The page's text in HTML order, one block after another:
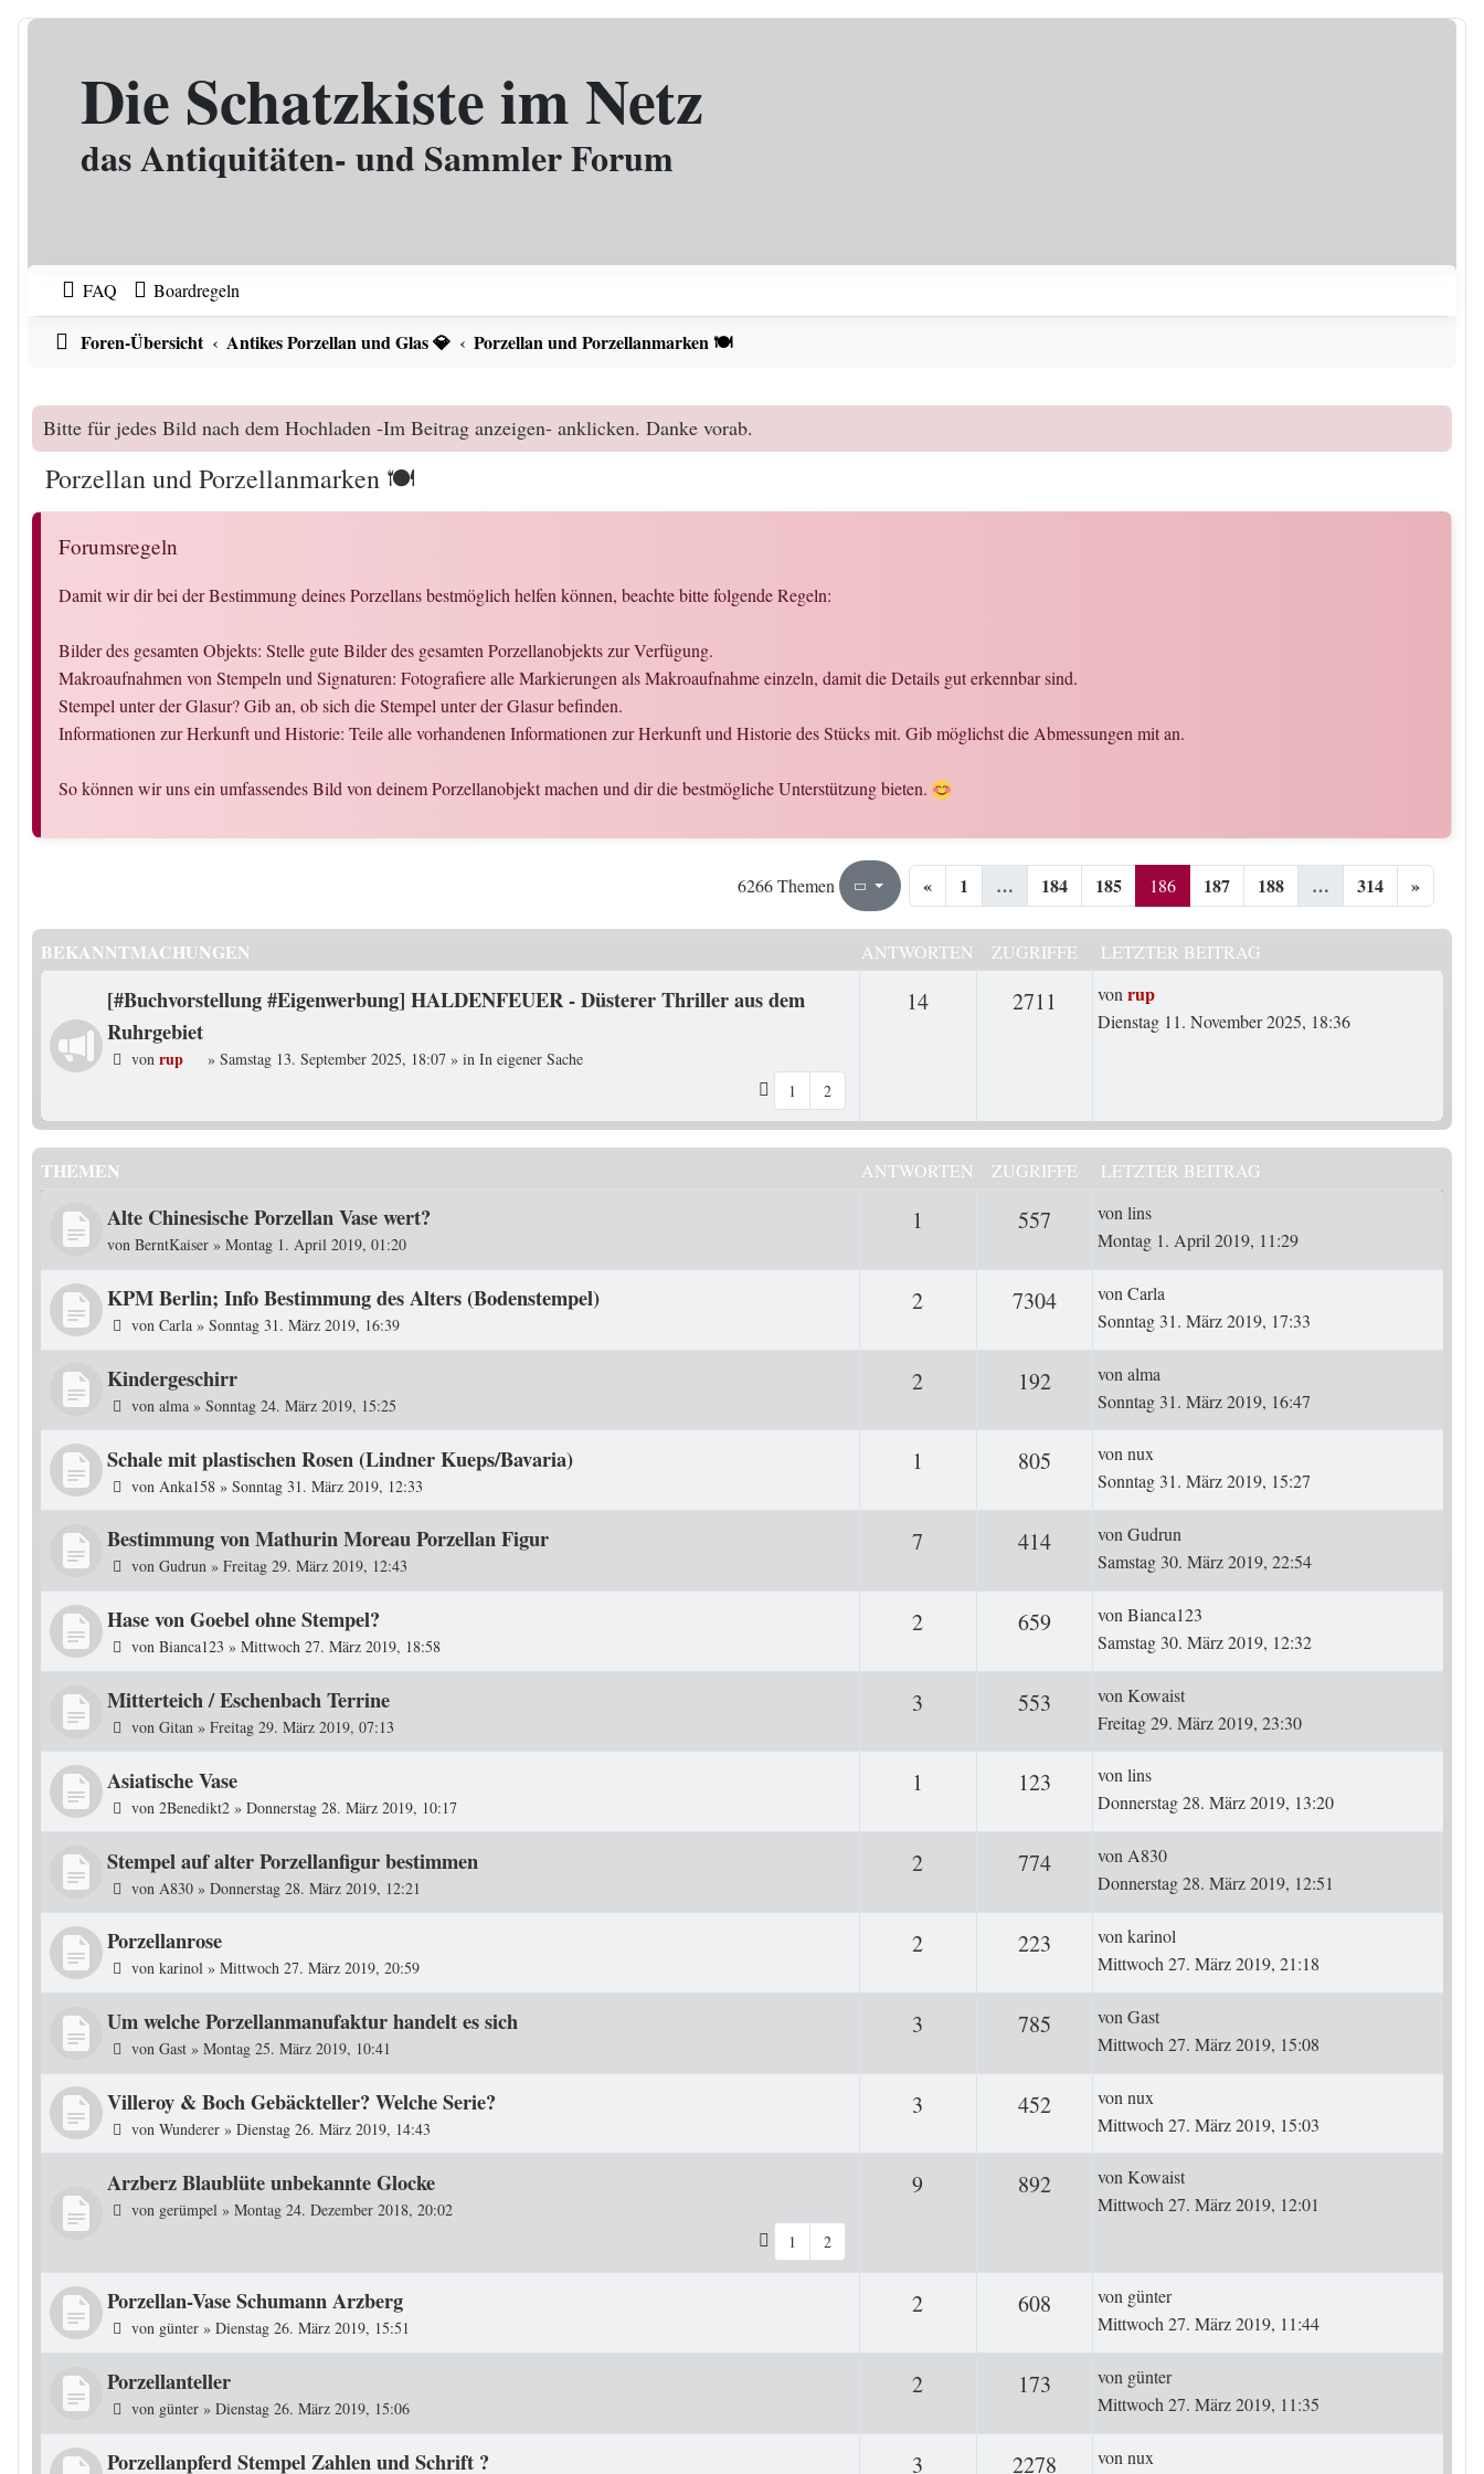
Zum Inhalt
Die Schatzkiste im Netz
das Antiquitäten- und Sammler Forum
FAQ Boardregeln
Foren-Übersicht Antikes Porzellan und Glas 💎 Porzellan und Porzellanmarken 🍽️
Bitte für jedes Bild nach dem Hochladen -Im Beitrag anzeigen- anklicken. Danke vorab.
Porzellan und Porzellanmarken 🍽️
Forumsregeln
Damit wir dir bei der Bestimmung deines Porzellans bestmöglich helfen können, beachte bitte folgende Regeln:
Bilder des gesamten Objekts: Stelle gute Bilder des gesamten Porzellanobjekts zur Verfügung.
Makroaufnahmen von Stempeln und Signaturen: Fotografiere alle Markierungen als Makroaufnahme einzeln, damit die Details gut erkennbar sind.
Stempel unter der Glasur? Gib an, ob sich die Stempel unter der Glasur befinden.
Informationen zur Herkunft und Historie: Teile alle vorhandenen Informationen zur Herkunft und Historie des Stücks mit. Gib möglichst die Abmessungen mit an.
So können wir uns ein umfassendes Bild von deinem Porzellanobjekt machen und dir die bestmögliche Unterstützung bieten.
6266 Themen Seite186von 314
« 1 … 184 185 186 187 188 … 314 »
BEKANNTMACHUNGEN ANTWORTEN ZUGRIFFE LETZTER BEITRAG
[#Buchvorstellung #Eigenwerbung] HALDENFEUER - Düsterer Thriller aus dem
Ruhrgebiet
von rup » Samstag 13. September 2025, 18:07 » in In eigener Sache
1
2
14Antworten2711 ZugriffeLetzter Beitrag
vonrup
Dienstag 11. November 2025, 18:36
THEMEN ANTWORTEN ZUGRIFFE LETZTER BEITRAG
Alte Chinesische Porzellan Vase wert?
von BerntKaiser » Montag 1. April 2019, 01:20
1 557 ZugriffeLetzter Beitrag
vonlins
Montag 1. April 2019, 11:29
KPM Berlin; Info Bestimmung des Alters (Bodenstempel)
von Carla » Sonntag 31. März 2019, 16:39
2Antworten7304ZugriffeLetzter Beitrag
vonCarla
Sonntag 31. März 2019, 17:33
Kindergeschirr
von alma » Sonntag 24. März 2019, 15:25
2Antworten 192ZugriffeLetzter Beitrag
vonalma
Sonntag 31. März 2019, 16:47
Schale mit plastischen Rosen (Lindner Kueps/Bavaria)
von Anka158 » Sonntag 31. März 2019, 12:33
1 805 ZugriffeLetzter Beitrag
vonnux
Sonntag 31. März 2019, 15:27
Bestimmung von Mathurin Moreau Porzellan Figur
von Gudrun » Freitag 29. März 2019, 12:43
7 414ZugriffeLetzter Beitrag
vonGudrun
Samstag 30. März 2019, 22:54
Hase von Goebel ohne Stempel?
von Bianca123 » Mittwoch 27. März 2019, 18:58
2Antworten 659ZugriffeLetzter Beitrag
vonBianca123
Samstag 30. März 2019, 12:32
Mitterteich / Eschenbach Terrine
von Gitan » Freitag 29. März 2019, 07:13
3 553 ZugriffeLetzter Beitrag
vonKowaist
Freitag 29. März 2019, 23:30
Asiatische Vase
von 2Benedikt2 » Donnerstag 28. März 2019, 10:17
1 123 ZugriffeLetzter Beitrag
vonlins
Donnerstag 28. März 2019, 13:20
Stempel auf alter Porzellanfigur bestimmen
von A830 » Donnerstag 28. März 2019, 12:21
2Antworten 774ZugriffeLetzter Beitrag
von A830
Donnerstag 28. März 2019, 12:51
Porzellanrose
von karinol » Mittwoch 27. März 2019, 20:59
2Antworten 223 ZugriffeLetzter Beitrag
vonkarinol
Mittwoch 27. März 2019, 21:18
Um welche Porzellanmanufaktur handelt es sich
von Gast » Montag 25. März 2019, 10:41
3 785 ZugriffeLetzter Beitrag
vonGast
Mittwoch 27. März 2019, 15:08
Villeroy & Boch Gebäckteller? Welche Serie?
von Wunderer » Dienstag 26. März 2019, 14:43
3 452ZugriffeLetzter Beitrag
vonnux
Mittwoch 27. März 2019, 15:03
Arzberz Blaublüte unbekannte Glocke
von gerümpel » Montag 24. Dezember 2018, 20:02
1
2
9 892ZugriffeLetzter Beitrag
vonKowaist
Mittwoch 27. März 2019, 12:01
Porzellan-Vase Schumann Arzberg
von günter » Dienstag 26. März 2019, 15:51
2Antworten 608 ZugriffeLetzter Beitrag
von günter
Mittwoch 27. März 2019, 11:44
Porzellanteller
von günter » Dienstag 26. März 2019, 15:06
2Antworten 173 ZugriffeLetzter Beitrag
von günter
Mittwoch 27. März 2019, 11:35
Porzellanpferd Stempel Zahlen und Schrift ? 3 Antworten2278 ZugriffeLetzter Beitrag
vonnux